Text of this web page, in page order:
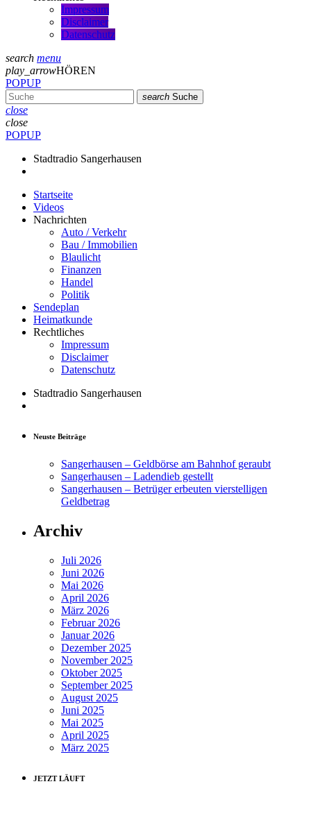
Impressum
Disclaimer
Datenschutz
search menu
play_arrowHÖREN
POPUP
search Suche
close
close
POPUP
Stadtradio Sangerhausen
Startseite
Videos
Nachrichten
Auto / Verkehr
Bau / Immobilien
Blaulicht
Finanzen
Handel
Politik
Sendeplan
Heimatkunde
Rechtliches
Impressum
Disclaimer
Datenschutz
Stadtradio Sangerhausen
Neuste Beiträge
Sangerhausen – Geldbörse am Bahnhof geraubt
Sangerhausen – Ladendieb gestellt
Sangerhausen – Betrüger erbeuten vierstelligen
Geldbetrag
Archiv
Juli 2026
Juni 2026
Mai 2026
April 2026
März 2026
Februar 2026
Januar 2026
Dezember 2025
November 2025
Oktober 2025
September 2025
August 2025
Juni 2025
Mai 2025
April 2025
März 2025
JETZT LÄUFT